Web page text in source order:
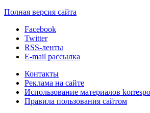
Полная версия сайта
Facebook
Twitter
RSS-ленты
E-mail рассылка
Контакты
Реклама на сайте
Использование материалов
Правила пользования сайтом